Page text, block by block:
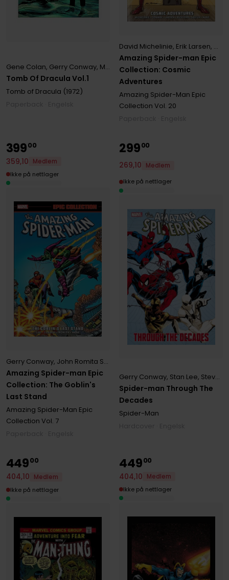
Tomb Of Dracula Vol.1
Gene Colan, Gerry Conway, Marv Wolfman
Tomb of Dracula (1972)
Amazing Spider-man Epic
Collection: Cosmic
Adventures
David Michelinie, Erik Larsen,
Amazing Spider-Man Epic
Collection Vol. 20
Amazing Spider-man Epic
Collection: The Goblin's
Last Stand
Gerry Conway, John Romita Sr. ,
Amazing Spider-Man Epic
Collection Vol. 7
39900
359,10
Medlem
Ikke på nettlager
Spider-man Through The
Decades
Gerry Conway, Stan Lee, Steve Rude
Spider-Man
29900
269,10
Medlem
Ikke på nettlager
44900
404,10
Medlem
Ikke på nettlager
44900
404,10
Medlem
Ikke på nettlager